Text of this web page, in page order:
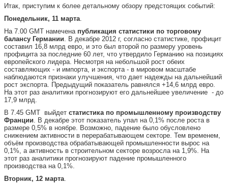
Итак, приступим к более детальному обзору предстоящих событий:
Понедельник, 11 марта.
На 7.00 GMT намечена публикация статистики по торговому
балансу Германии. В декабре 2012 г, согласно статистике, профицит
составил 16,8 млрд евро, и это был второй по размеру уровень
профицита за последние 60 лет, что утвердило Германию на позициях
европейского лидера. Несмотря на небольшой рост обеих
составляющих - и импорта, и экспорта - в мировом масштабе
наблюдаются признаки улучшения, что дает надежды на дальнейший
рост экспорта. Предыдущий показатель равнялся +14,6 млрд евро.
На этот раз аналитики прогнозируют его дальнейшее увеличение - до
17,9 млрд.
В 7.45 GMT выйдет статистика по промышленному производству
Франции. В декабре этот показатель упал на 0,1% после роста в
размере 0,5% в ноябре. Возможно, падение было обусловлено
снижением активности в перерабатывающем секторе. Тем временем,
объём производства обрабатывающей промышленности вырос на
0,1%, а активность в строительном секторе возросла на 1,9%. На
этот раз аналитики прогнозируют падение промышленного
производства на 0,1%.
Вторник, 12 марта.